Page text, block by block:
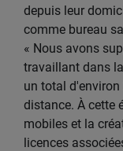
depuis leur
comme bureau
« Nous avons
travaillant dans
un total
distance. À cette
mobiles et la
licences